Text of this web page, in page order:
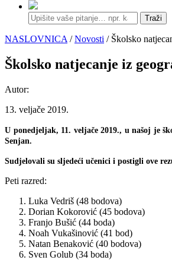
Traži
NASLOVNICA /Novosti / Školsko
Školsko natjecanje iz
Autor:
13. veljače 2019.
U ponedjeljak, 11. veljače 2019., u našoj je
Senjan.
Sudjelovali su sljedeći učenici i postigli ove
Peti razred:
Luka Vedriš (48 bodova)
Dorian Kokorović (45 bodova)
Franjo Bušić (44 boda)
Noah Vukašinović (41 bod)
Natan Benaković (40 bodova)
Sven Golub (34 boda)